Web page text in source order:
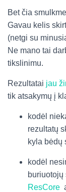
Bet čia
Gavau kelis
(netgi su
Ne mano tai
tikslinimu.
Rezultatai jau
tik atsakymų į
kodėl
rezultatų
kyla bėdų
kodėl
buriuotojų
ResCore